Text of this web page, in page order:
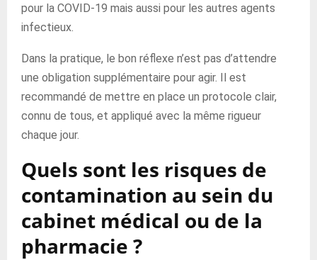
pour la COVID-19 mais aussi pour les autres agents
infectieux.
Dans la pratique, le bon réflexe n’est pas d’attendre
une obligation supplémentaire pour agir. Il est
recommandé de mettre en place un protocole clair,
connu de tous, et appliqué avec la même rigueur
chaque jour.
Quels sont les risques de
contamination au sein du
cabinet médical ou de la
pharmacie ?